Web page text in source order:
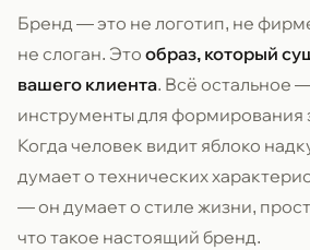
Бренд — это не логотип, не
не слоган. Это образ, который
вашего клиента. Всё остальное
инструменты для формирования
Когда человек видит яблоко
думает о технических
— он думает о стиле жизни,
что такое настоящий бренд.